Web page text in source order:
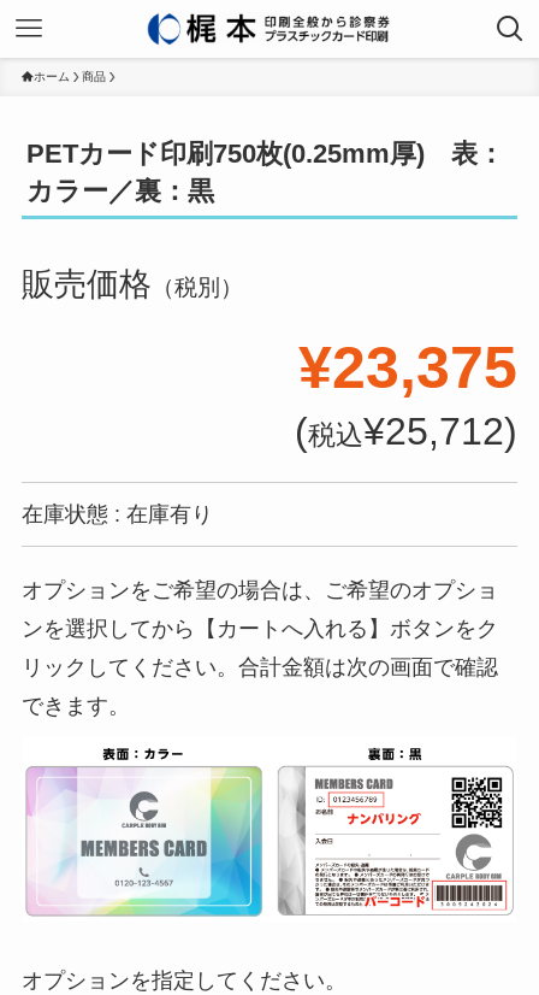
ホーム 商品
PETカード印刷750枚(0.25mm厚) 表：
カラー／裏：黒
販売価格 （税別）
¥23,375
(税込¥25,712)
在庫状態 : 在庫有り
オプションをご希望の場合は、ご希望のオプショ
ンを選択してから【カートへ入れる】ボタンをク
リックしてください。合計金額は次の画面で確認
できます。
オプションを指定してください。